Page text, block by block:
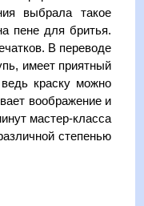
выбрала такое
пене для бритья.
В переводе
имеет приятный
краску можно
воображение и
мастер-класса
степенью